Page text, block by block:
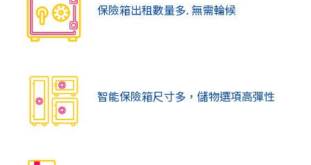
保險箱出租數量多. 無需輪候
智能保險箱尺寸多，儲物選項高彈性